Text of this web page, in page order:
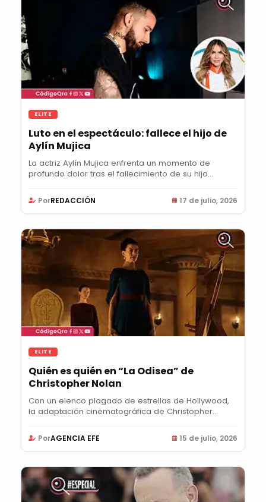
ELITE
Luto en el espectáculo: fallece el hijo de
Aylín Mujica
La actriz Aylín Mujica enfrenta un momento de
profundo dolor tras el fallecimiento de su hijo
PorREDACCIÓN 17 de julio, 2026
ELITE
Quién es quién en “La Odisea” de
Christopher Nolan
Con un elenco plagado de estrellas de Hollywood,
la adaptación cinematográfica de Christopher
PorAGENCIA EFE 15 de julio, 2026